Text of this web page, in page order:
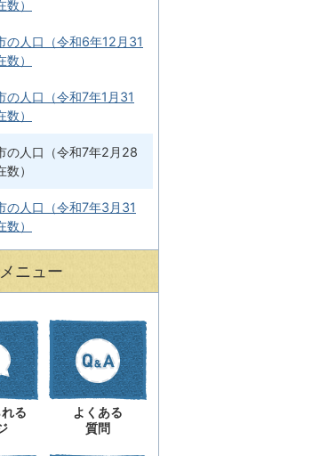
数）
の人口（令和6年12月31
数）
の人口（令和7年1月31
数）
の人口（令和7年2月28
数）
の人口（令和7年3月31
数）
ニュー
る
よくある
質問